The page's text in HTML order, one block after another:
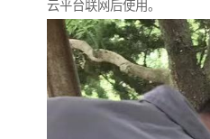
云平台联网后使用。